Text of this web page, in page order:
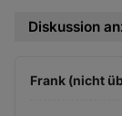
Diskussion
Frank (nicht